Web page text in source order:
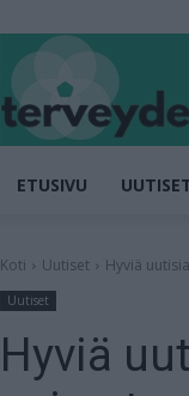
ETUSIVU
Koti Uutiset Hyviä
Uutiset
Hyviä